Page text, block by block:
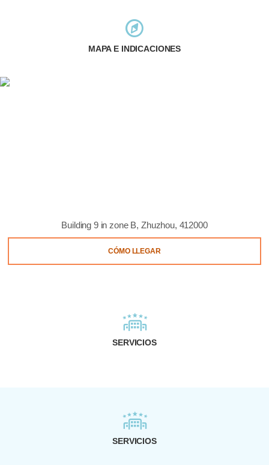
MAPA E INDICACIONES
Building 9 in zone B, Zhuzhou, 412000
CÓMO LLEGAR
SERVICIOS
SERVICIOS